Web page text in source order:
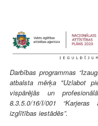
Darbības programmas
atbalsta mērķa "Uzlabot
vispārējās un
8.3.5.0/16/I/001
izglītības iestādēs”.